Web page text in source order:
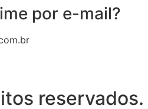
por e-mail?
reservados.